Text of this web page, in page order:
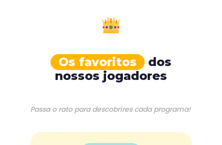
Os favoritos dos
nossos jogadores
Passa o rato para descobrires cada programa!